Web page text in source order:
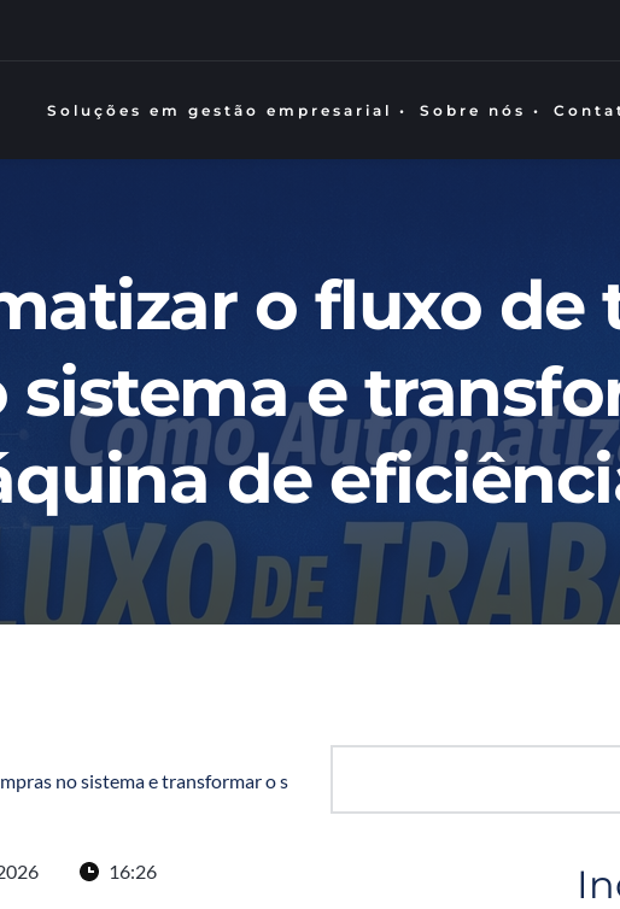
Soluções em gestão empresarial • Sobre nós •
o fluxo de
sistema e
de
no sistema e transformar o s
16:26